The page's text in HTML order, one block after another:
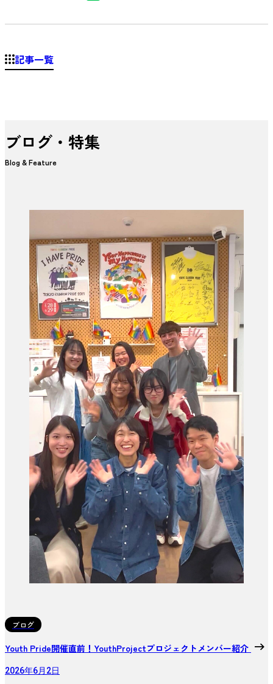
記事一覧
ブログ・特集
Blog & Feature
ブログ
Youth Pride開催直前！YouthProjectプロジェクトメンバー紹介
2026年6月2日